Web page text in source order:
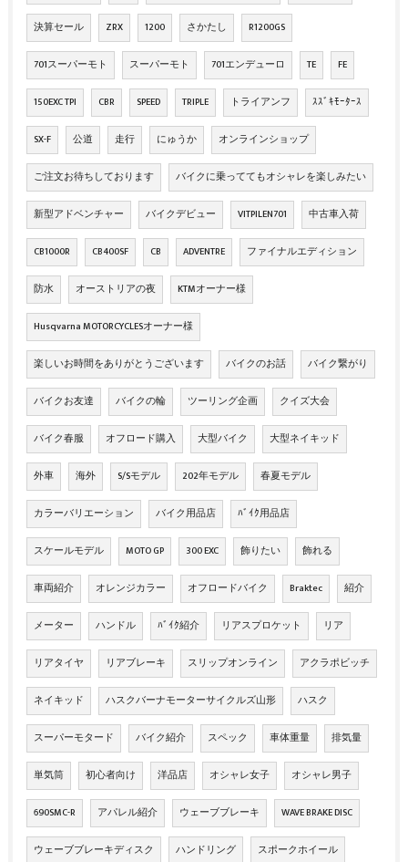
決算セール ZRX 1200 さかたし R1200GS
701スーパーモト スーパーモト 701エンデューロ TE FE
150EXC TPI CBR SPEED TRIPLE トライアンフ ｽｽﾞｷﾓｰﾀｰｽ
SX-F 公道 走行 にゅうか オンラインショップ
ご注文お待ちしております バイクに乗っててもオシャレを楽しみたい
新型アドベンチャー バイクデビュー VITPILEN701 中古車入荷
CB1000R CB400SF CB ADVENTRE ファイナルエディション
防水 オーストリアの夜 KTMオーナー様
Husqvarna MOTORCYCLESオーナー様
楽しいお時間をありがとうございます バイクのお話 バイク繋がり
バイクお友達 バイクの輪 ツーリング企画 クイズ大会
バイク春服 オフロード購入 大型バイク 大型ネイキッド
外車 海外 S/Sモデル 202年モデル 春夏モデル
カラーバリエーション バイク用品店 ﾊﾞｲｸ用品店
スケールモデル MOTO GP 300 EXC 飾りたい 飾れる
車両紹介 オレンジカラー オフロードバイク Braktec 紹介
メーター ハンドル ﾊﾞｲｸ紹介 リアスプロケット リア
リアタイヤ リアブレーキ スリップオンライン アクラポビッチ
ネイキッド ハスクバーナモーターサイクルズ山形 ハスク
スーパーモタード バイク紹介 スペック 車体重量 排気量
単気筒 初心者向け 洋品店 オシャレ女子 オシャレ男子
690SMC-R アパレル紹介 ウェーブブレーキ WAVE BRAKE DISC
ウェーブブレーキディスク ハンドリング スポークホイール